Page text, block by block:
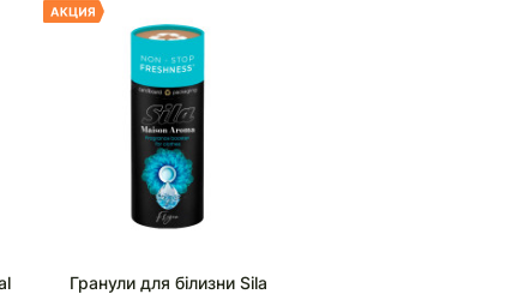
Гранули для білизни Sila